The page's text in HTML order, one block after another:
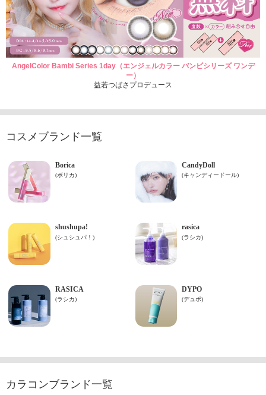
AngelColor Bambi Series 1day（エンジェルカラー バンビシリーズ ワンデ
ー）
益若つばさプロデュース
コスメブランド一覧
カラコンブランド一覧